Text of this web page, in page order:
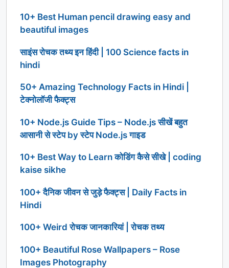
10+ Best Human pencil drawing easy and
beautiful images
साइंस रोचक तथ्य इन हिंदी | 100 Science facts in
hindi
50+ Amazing Technology Facts in Hindi |
टेक्नोलॉजी फैक्ट्स
10+ Node.js Guide Tips – Node.js सीखें बहुत
आसानी से स्टेप by स्टेप Node.js गाइड
10+ Best Way to Learn कोडिंग कैसे सीखे | coding
kaise sikhe
100+ दैनिक जीवन से जुड़े फैक्ट्स | Daily Facts in
Hindi
100+ Weird रोचक जानकारियां | रोचक तथ्य
100+ Beautiful Rose Wallpapers – Rose
Images Photography